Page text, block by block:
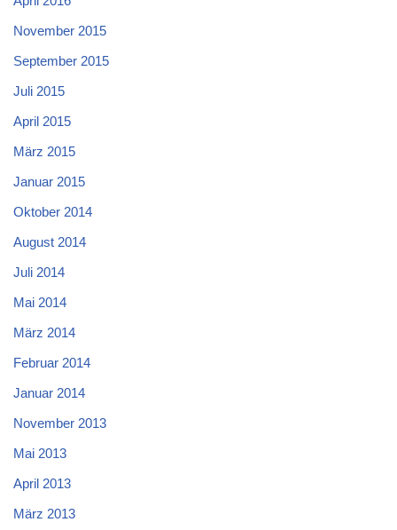
November 2015
September 2015
Juli 2015
April 2015
März 2015
Januar 2015
Oktober 2014
August 2014
Juli 2014
Mai 2014
März 2014
Februar 2014
Januar 2014
November 2013
Mai 2013
April 2013
März 2013